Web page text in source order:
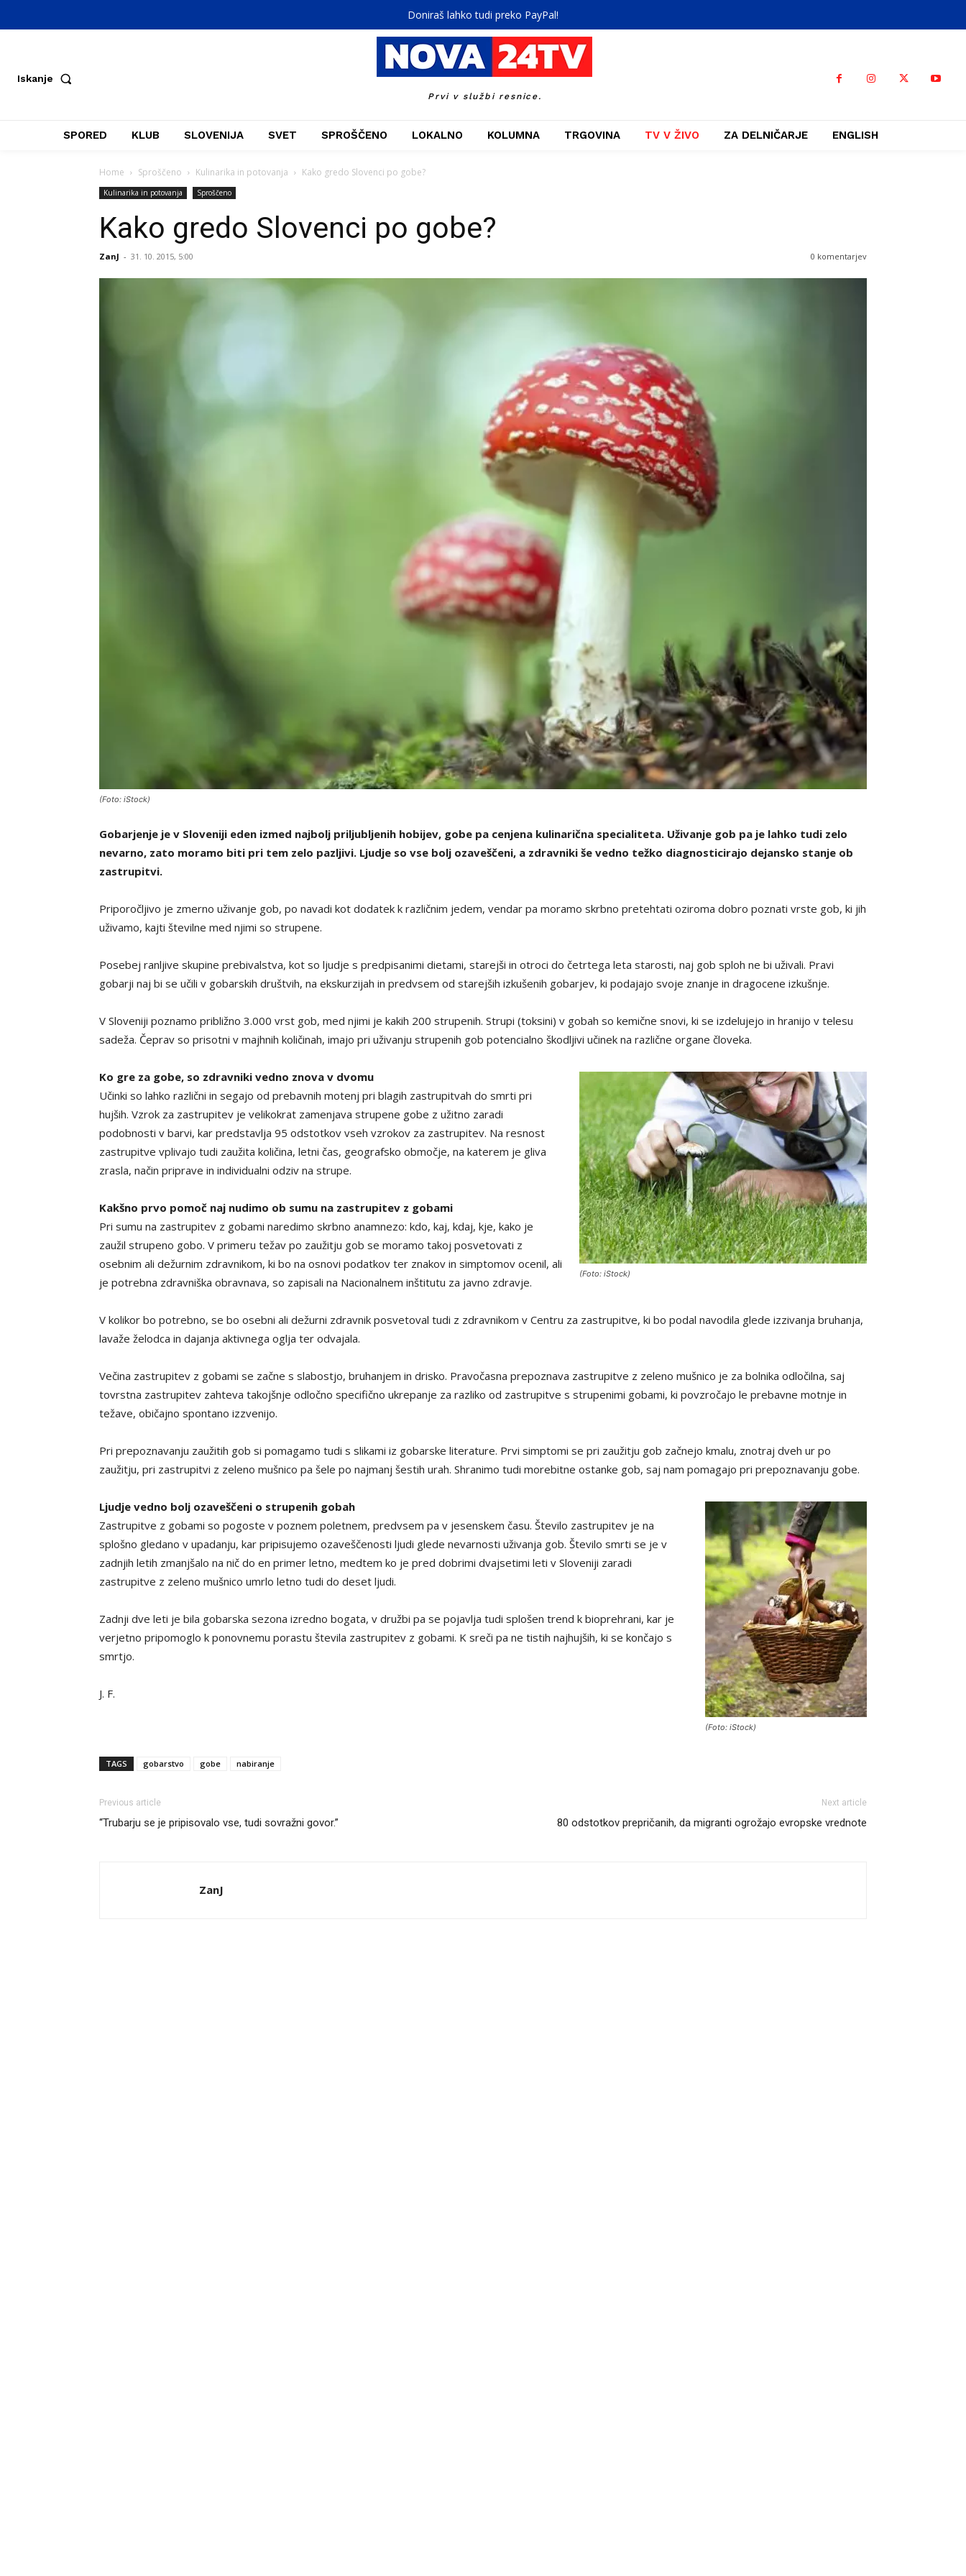
Doniraš lahko tudi preko PayPal!
Iskanje
Prvi v službi resnice.
SPORED KLUB SLOVENIJA SVET SPROŠČENO LOKALNO KOLUMNA TRGOVINA TV V ŽIVO ZA DELNIČARJE ENGLISH
Home Sproščeno Kulinarika in potovanja Kako gredo Slovenci po gobe?
Kulinarika in potovanja Sproščeno
Kako gredo Slovenci po gobe?
ZanJ - 31. 10. 2015, 5:00 0 komentarjev
(Foto: iStock)
Gobarjenje je v Sloveniji eden izmed najbolj priljubljenih hobijev, gobe pa cenjena kulinarična specialiteta. Uživanje gob pa je lahko tudi zelo
nevarno, zato moramo biti pri tem zelo pazljivi. Ljudje so vse bolj ozaveščeni, a zdravniki še vedno težko diagnosticirajo dejansko stanje ob
zastrupitvi.
Priporočljivo je zmerno uživanje gob, po navadi kot dodatek k različnim jedem, vendar pa moramo skrbno pretehtati oziroma dobro poznati vrste gob, ki jih
uživamo, kajti številne med njimi so strupene.
Posebej ranljive skupine prebivalstva, kot so ljudje s predpisanimi dietami, starejši in otroci do četrtega leta starosti, naj gob sploh ne bi uživali. Pravi
gobarji naj bi se učili v gobarskih društvih, na ekskurzijah in predvsem od starejših izkušenih gobarjev, ki podajajo svoje znanje in dragocene izkušnje.
V Sloveniji poznamo približno 3.000 vrst gob, med njimi je kakih 200 strupenih. Strupi (toksini) v gobah so kemične snovi, ki se izdelujejo in hranijo v telesu
sadeža. Čeprav so prisotni v majhnih količinah, imajo pri uživanju strupenih gob potencialno škodljivi učinek na različne organe človeka.
(Foto: iStock)
Ko gre za gobe, so zdravniki vedno znova v dvomu
Učinki so lahko različni in segajo od prebavnih motenj pri blagih zastrupitvah do smrti pri
hujših. Vzrok za zastrupitev je velikokrat zamenjava strupene gobe z užitno zaradi
podobnosti v barvi, kar predstavlja 95 odstotkov vseh vzrokov za zastrupitev. Na resnost
zastrupitve vplivajo tudi zaužita količina, letni čas, geografsko območje, na katerem je gliva
zrasla, način priprave in individualni odziv na strupe.
Kakšno prvo pomoč naj nudimo ob sumu na zastrupitev z gobami
Pri sumu na zastrupitev z gobami naredimo skrbno anamnezo: kdo, kaj, kdaj, kje, kako je
zaužil strupeno gobo. V primeru težav po zaužitju gob se moramo takoj posvetovati z
osebnim ali dežurnim zdravnikom, ki bo na osnovi podatkov ter znakov in simptomov ocenil, ali
je potrebna zdravniška obravnava, so zapisali na Nacionalnem inštitutu za javno zdravje.
V kolikor bo potrebno, se bo osebni ali dežurni zdravnik posvetoval tudi z zdravnikom v Centru za zastrupitve, ki bo podal navodila glede izzivanja bruhanja,
lavaže želodca in dajanja aktivnega oglja ter odvajala.
Večina zastrupitev z gobami se začne s slabostjo, bruhanjem in drisko. Pravočasna prepoznava zastrupitve z zeleno mušnico je za bolnika odločilna, saj
tovrstna zastrupitev zahteva takojšnje odločno specifično ukrepanje za razliko od zastrupitve s strupenimi gobami, ki povzročajo le prebavne motnje in
težave, običajno spontano izzvenijo.
Pri prepoznavanju zaužitih gob si pomagamo tudi s slikami iz gobarske literature. Prvi simptomi se pri zaužitju gob začnejo kmalu, znotraj dveh ur po
zaužitju, pri zastrupitvi z zeleno mušnico pa šele po najmanj šestih urah. Shranimo tudi morebitne ostanke gob, saj nam pomagajo pri prepoznavanju gobe.
(Foto: iStock)
Ljudje vedno bolj ozaveščeni o strupenih gobah
Zastrupitve z gobami so pogoste v poznem poletnem, predvsem pa v jesenskem času. Število zastrupitev je na
splošno gledano v upadanju, kar pripisujemo ozaveščenosti ljudi glede nevarnosti uživanja gob. Število smrti se je v
zadnjih letih zmanjšalo na nič do en primer letno, medtem ko je pred dobrimi dvajsetimi leti v Sloveniji zaradi
zastrupitve z zeleno mušnico umrlo letno tudi do deset ljudi.
Zadnji dve leti je bila gobarska sezona izredno bogata, v družbi pa se pojavlja tudi splošen trend k bioprehrani, kar je
verjetno pripomoglo k ponovnemu porastu števila zastrupitev z gobami. K sreči pa ne tistih najhujših, ki se končajo s
smrtjo.
J. F.
TAGS gobarstvo gobe nabiranje
Previous article
“Trubarju se je pripisovalo vse, tudi sovražni govor.”
Next article
80 odstotkov prepričanih, da migranti ogrožajo evropske vrednote
ZanJ